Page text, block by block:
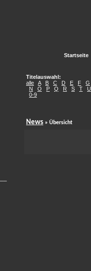
Startseite
Titelauswahl:
alle
A B C D E F G
N
O P Q R S T U
0-9
News » Übersicht